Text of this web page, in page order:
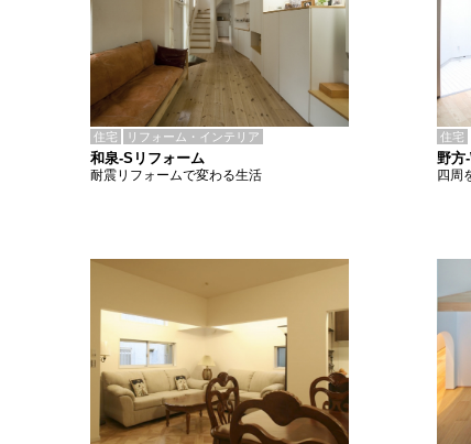
住宅 リフォーム・インテリア
和泉-Sリフォーム
耐震リフォームで変わる生活
住宅
野方
四周